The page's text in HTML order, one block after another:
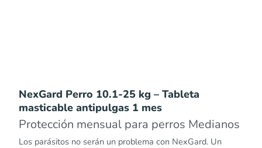
NexGard Perro 10.1-25 kg – Tableta
masticable antipulgas 1 mes
Protección mensual para perros Medianos
Los parásitos no serán un problema con NexGard. Un